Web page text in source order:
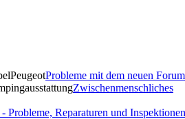
PeugeotProbleme mit dem neuen Forum
Zwischenmenschliches
Probleme, Reparaturen und Inspektionen